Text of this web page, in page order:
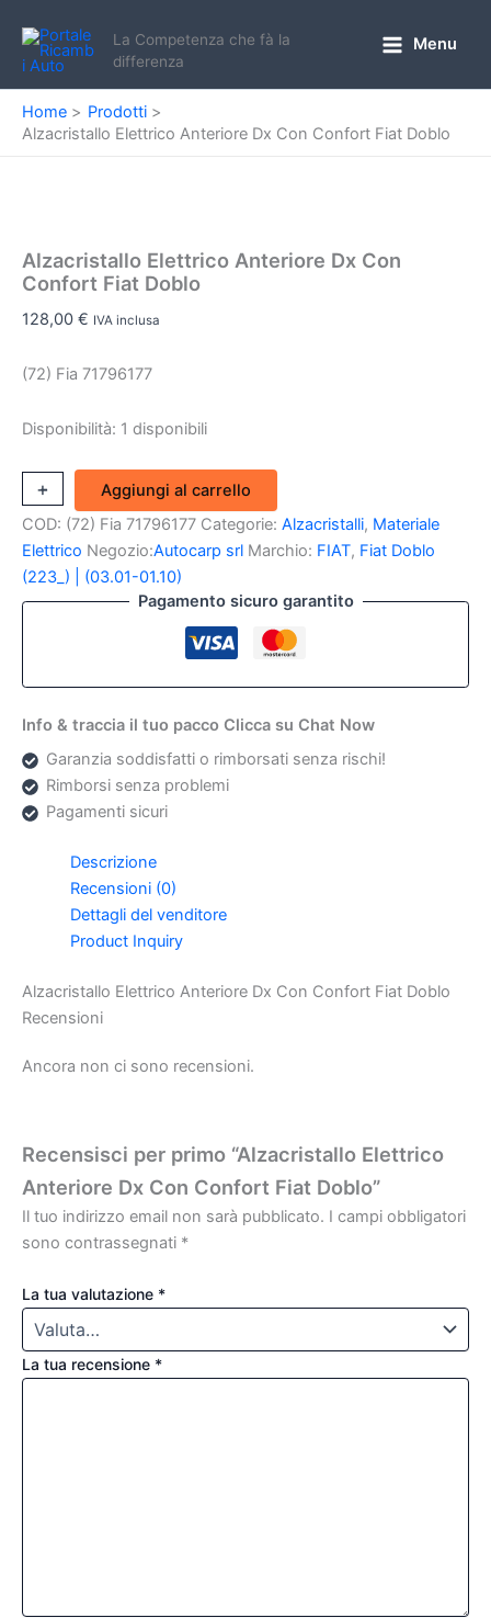
contenuto
La Competenza che fà la
differenza
Menu
Home
Prodotti
Alzacristallo Elettrico Anteriore Dx Con Confort Fiat Doblo
Alzacristallo Elettrico Anteriore Dx Con
Confort Fiat Doblo
128,00 € IVA inclusa
(72) Fia 71796177
Disponibilità: 1 disponibili
-
Alzacristallo
Elettrico
Anteriore
Dx
Con
Confort
+
Aggiungi al carrello
COD: (72) Fia 71796177 Categorie: Alzacristalli, Materiale
Elettrico Negozio:Autocarp srl Marchio: FIAT, Fiat Doblo
(223_) | (03.01-01.10)
Pagamento sicuro garantito
Info & traccia il tuo pacco Clicca su Chat Now
Garanzia soddisfatti o rimborsati senza rischi!
Rimborsi senza problemi
Pagamenti sicuri
Descrizione
Recensioni (0)
Dettagli del venditore
Product Inquiry
Alzacristallo Elettrico Anteriore Dx Con Confort Fiat Doblo
Recensioni
Ancora non ci sono recensioni.
Recensisci per primo “Alzacristallo Elettrico
Anteriore Dx Con Confort Fiat Doblo”
Il tuo indirizzo email non sarà pubblicato. I campi obbligatori
sono contrassegnati *
La tua valutazione *
La tua recensione *